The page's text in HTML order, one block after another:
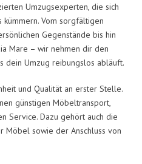
Umzugsexperten, die sich
Vom sorgfältigen
Gegenstände bis hin
Mare – wir nehmen dir den
dein Umzug reibungslos abläuft.
und Qualität an erster Stelle.
günstigen Möbeltransport,
Service. Dazu gehört auch die
Möbel sowie der Anschluss von